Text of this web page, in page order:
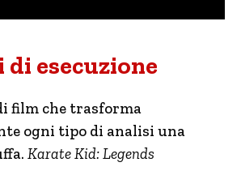
esecuzione
film che trasforma
ogni tipo di analisi una
Karate Kid: Legends